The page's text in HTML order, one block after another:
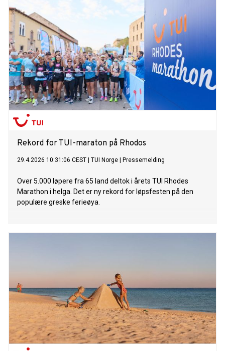
Rekord for TUI-maraton på Rhodos
29.4.2026 10:31:06 CEST TUI Norge Pressemelding
Over 5.000 løpere fra 65 land deltok i årets TUI Rhodes
Marathon i helga. Det er ny rekord for løpsfesten på den
populære greske ferieøya.